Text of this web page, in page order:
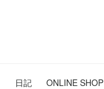
日記 ONLINE SHOP